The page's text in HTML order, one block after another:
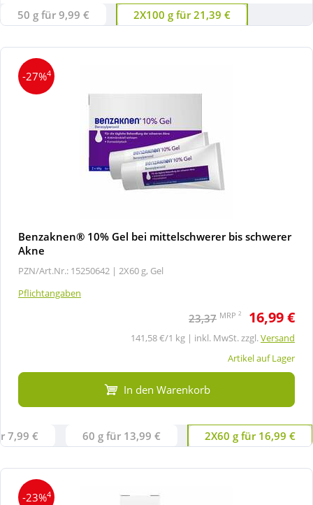
Wellness
50 g für 9,99 € 2X100 g für 21,39 €
-27%4
Benzaknen® 10% Gel bei mittelschwerer bis schwerer
Akne
PZN/Art.Nr.: 15250642 | 2X60 g, Gel
Pflichtangaben
23,37 MRP 2 16,99 €
141,58 €/1 kg | inkl. MwSt. zzgl.Versand
Artikel auf Lager
In den Warenkorb
7,99 € 60 g für 13,99 € 2X60 g für 16,99 €
-23%4